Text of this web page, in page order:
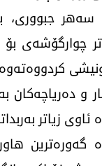
جبووری،
و ده‌ریاچه‌كان
زیاتر